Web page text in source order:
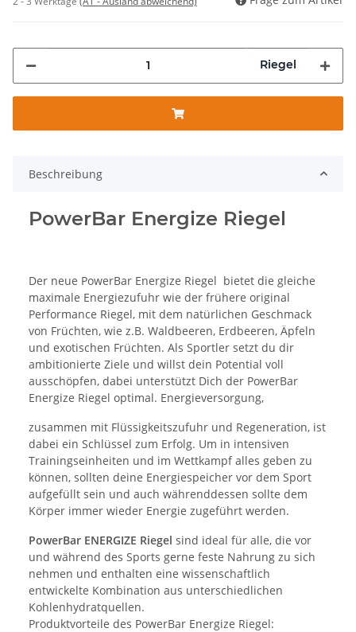
Riegel
Beschreibung
PowerBar Energize Riegel
Der neue PowerBar Energize Riegel bietet die gleiche
maximale Energiezufuhr wie der frühere original
Performance Riegel, mit dem natürlichen Geschmack
von Früchten, wie z.B. Waldbeeren, Erdbeeren, Äpfeln
und exotischen Früchten. Als Sportler setzt du dir
ambitionierte Ziele und willst dein Potential voll
ausschöpfen, dabei unterstützt Dich der PowerBar
Energize Riegel optimal. Energieversorgung,
zusammen mit Flüssigkeitszufuhr und Regeneration, ist
dabei ein Schlüssel zum Erfolg. Um in intensiven
Trainingseinheiten und im Wettkampf alles geben zu
können, sollten deine Energiespeicher vor dem Sport
aufgefüllt sein und auch währenddessen sollte dem
Körper immer wieder Energie zugeführt werden.
PowerBar ENERGIZE Riegel sind ideal für alle, die vor
und während des Sports gerne feste Nahrung zu sich
nehmen und enthalten eine wissenschaftlich
entwickelte Kombination aus unterschiedlichen
Kohlenhydratquellen.
Produktvorteile des PowerBar Energize Riegel: